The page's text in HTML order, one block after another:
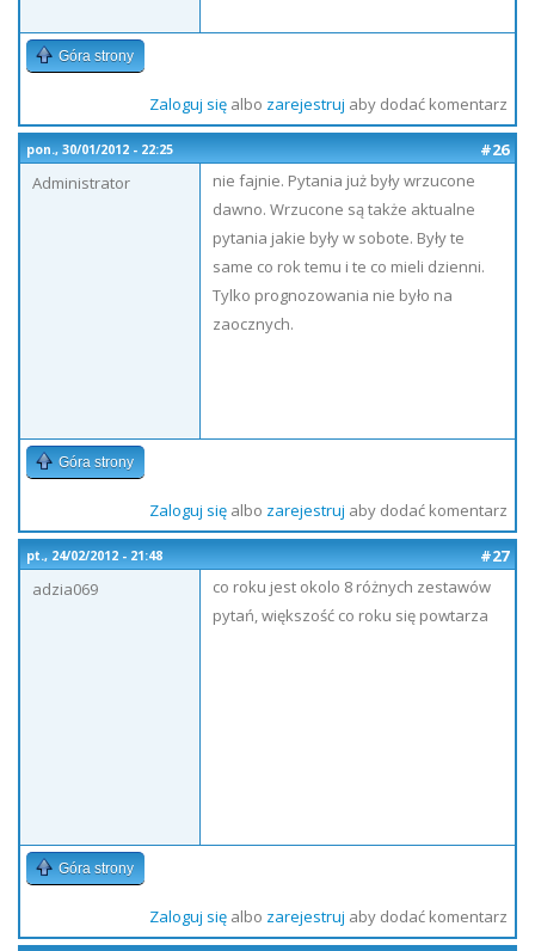
Góra strony
Zaloguj sięalbo zarejestruj aby dodać komentarz
pon., 30/01/2012 - 22:25
#26
Administrator
nie fajnie. Pytania już były wrzucone
dawno. Wrzucone są także aktualne
pytania jakie były w sobote. Były te
same co rok temu i te co mieli dzienni.
Tylko prognozowania nie było na
zaocznych.
Góra strony
Zaloguj sięalbo zarejestruj aby dodać komentarz
pt., 24/02/2012 - 21:48
#27
adzia069
co roku jest okolo 8 różnych zestawów
pytań, większość co roku się powtarza
Góra strony
Zaloguj sięalbo zarejestruj aby dodać komentarz